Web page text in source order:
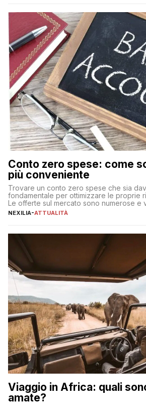
Conto zero spese: come
più conveniente
Trovare un conto zero spese che sia
fondamentale per ottimizzare le proprie
Le offerte sul mercato sono numerose e
individuare quella più adatta alle proprie
sul […]
NEXILIA-ATTUALITÀ
Viaggio in Africa: quali
amate?